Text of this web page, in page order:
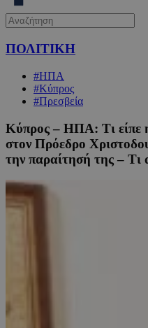
ΠΟΛΙΤΙΚΗ
#ΗΠΑ
#Κύπρος
#Πρεσβεία
Κύπρος – ΗΠΑ: Τι είπε
στον Πρόεδρο
την παραίτησή της – Τι